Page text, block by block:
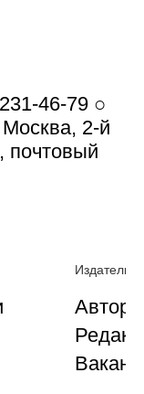
46-79 ○
2-й
почтовый